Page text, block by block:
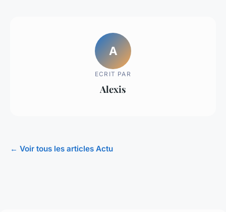
A
ECRIT PAR
Alexis
← Voir tous les articles Actu